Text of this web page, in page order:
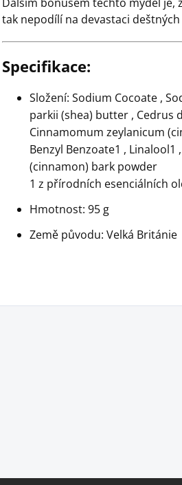
tak nepodílí na devastaci
Specifikace:
Složení: Sodium Cocoate ,
parkii (shea) butter , Cedrus
Cinnamomum zeylanicum
Benzyl Benzoate1 ,
(cinnamon) bark powder
1 z přírodních esenciálních
Hmotnost: 95 g
Země původu: Velká Británie